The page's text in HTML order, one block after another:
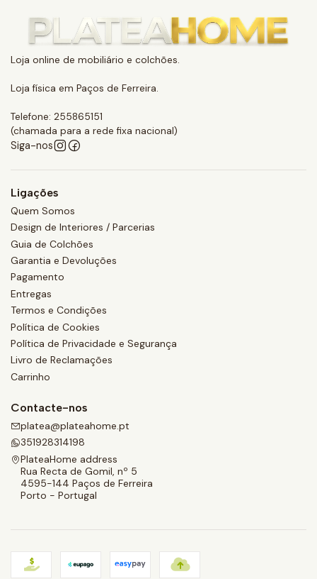
Loja online de mobiliário e colchões.
Loja física em Paços de Ferreira.
Telefone: 255865151
(chamada para a rede fixa nacional)
Siga-nos
Ligações
Quem Somos
Design de Interiores / Parcerias
Guia de Colchões
Garantia e Devoluções
Pagamento
Entregas
Termos e Condições
Política de Cookies
Política de Privacidade e Segurança
Livro de Reclamações
Carrinho
Contacte-nos
platea@plateahome.pt
351928314198
PlateaHome address
Rua Recta de Gomil, nº 5
4595-144 Paços de Ferreira
Porto - Portugal